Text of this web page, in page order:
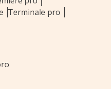
Terminale pro